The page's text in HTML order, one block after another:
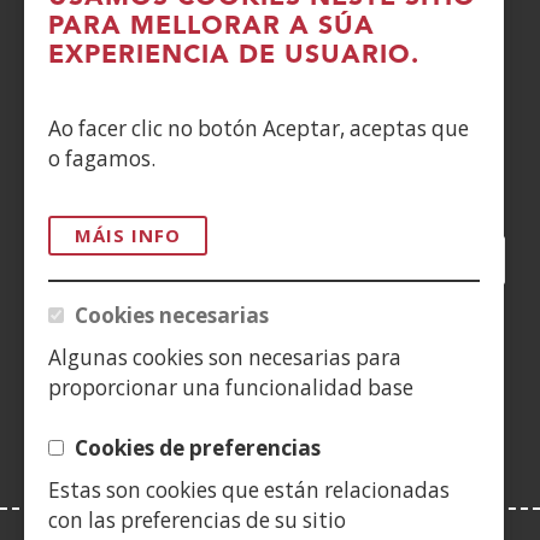
PARA MELLORAR A SÚA
EXPERIENCIA DE USUARIO.
Ao facer clic no botón Aceptar, aceptas que
o fagamos.
MÁIS INFO
Cookies necesarias
Algunas cookies son necesarias para
proporcionar una funcionalidad base
Cookies de preferencias
Estas son cookies que están relacionadas
con las preferencias de su sitio
DENUNCIAS
Facebook
(Abrir
nunha
vent�
nova)
Twitter
(Abrir
nunha
vent�
nova)
LinkedIn
(Abrir
nunha
vent�
nova)
YouTube
(Abrir
nunha
vent�
nova)
nunha
nova)
nunha
nova)
nunha